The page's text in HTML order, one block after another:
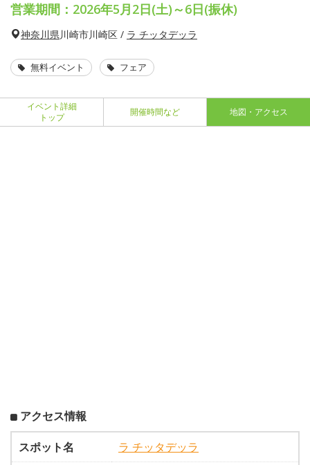
営業期間：2026年5月2日(土)～6日(振休)
神奈川県川崎市川崎区 / ラ チッタデッラ
無料イベント フェア
イベント詳細
トップ
開催時間など 地図・アクセス
アクセス情報
スポット名
ラ チッタデッラ